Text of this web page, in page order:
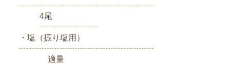
4尾
・塩（振り塩用）
適量